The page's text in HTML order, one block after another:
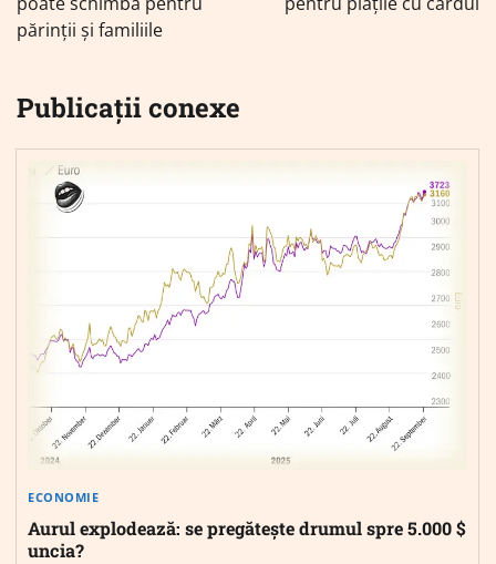
părinții și familiile
Publicații conexe
ECONOMIE
Aurul explodează: se pregătește drumul spre 5.000 $
uncia?